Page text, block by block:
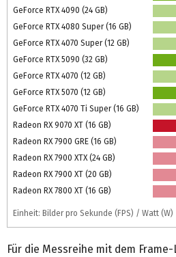
GeForce RTX 4090 (24 GB)
GeForce RTX 4080 Super (16 GB)
GeForce RTX 4070 Super (12 GB)
GeForce RTX 5090 (32 GB)
GeForce RTX 4070 (12 GB)
GeForce RTX 5070 (12 GB)
GeForce RTX 4070 Ti Super (16 GB)
Radeon RX 9070 XT (16 GB)
Radeon RX 7900 GRE (16 GB)
Radeon RX 7900 XTX (24 GB)
Radeon RX 7900 XT (20 GB)
Radeon RX 7800 XT (16 GB)
Einheit: Bilder pro Sekunde (FPS) / Watt (W)
Für die Messreihe mit dem